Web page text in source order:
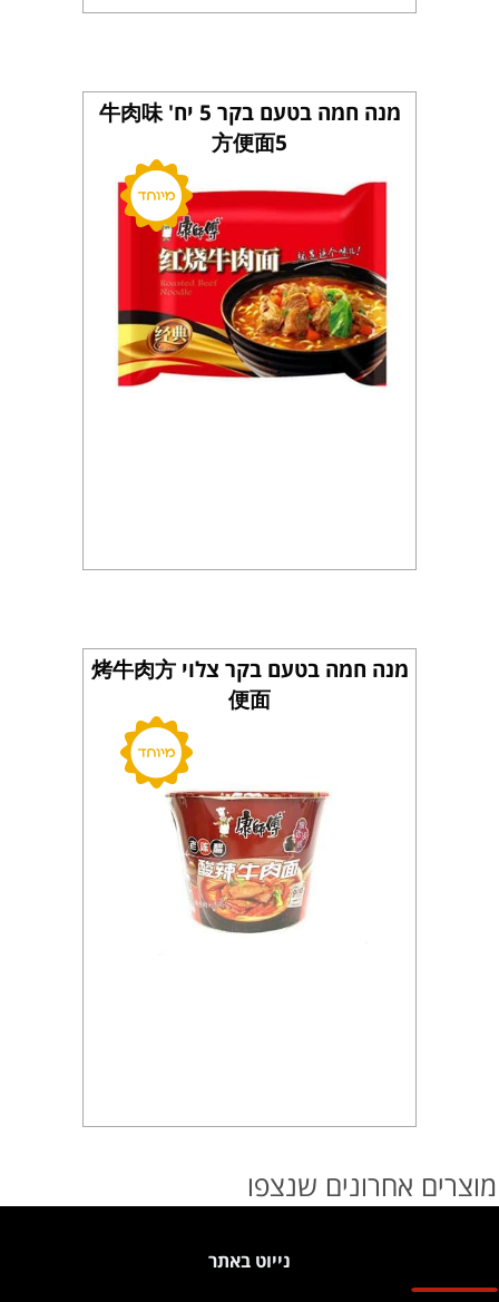
מנה חמה בטעם בקר 5 יח' 牛肉味
方便面5
מנה חמה בטעם בקר צלוי 烤牛肉方
便面
מוצרים אחרונים שנצפו
נייוט באתר